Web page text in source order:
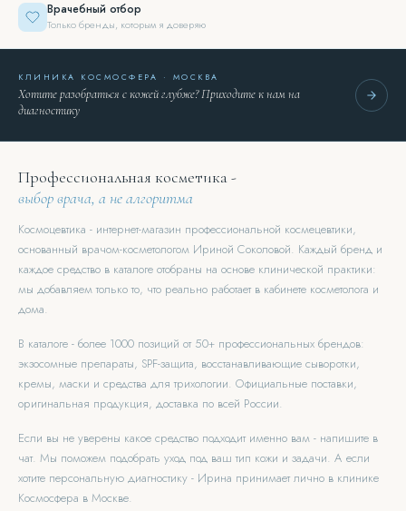
Врачебный отбор
Только бренды, которым я доверяю
КЛИНИКА КОСМОСФЕРА · МОСКВА
Хотите разобраться с кожей глубже? Приходите к нам на
диагностику
Профессиональная косметика -
выбор врача, а не алгоритма
Космоцевтика - интернет-магазин профессиональной космецевтики,
основанный врачом-косметологом Ириной Соколовой. Каждый бренд и
каждое средство в каталоге отобраны на основе клинической практики:
мы добавляем только то, что реально работает в кабинете косметолога и
дома.
В каталоге - более 1000 позиций от 50+ профессиональных брендов:
экзосомные препараты, SPF-защита, восстанавливающие сыворотки,
кремы, маски и средства для трихологии. Официальные поставки,
оригинальная продукция, доставка по всей России.
Если вы не уверены какое средство подходит именно вам - напишите в
чат. Мы поможем подобрать уход под ваш тип кожи и задачи. А если
хотите персональную диагностику - Ирина принимает лично в клинике
Космосфера в Москве.